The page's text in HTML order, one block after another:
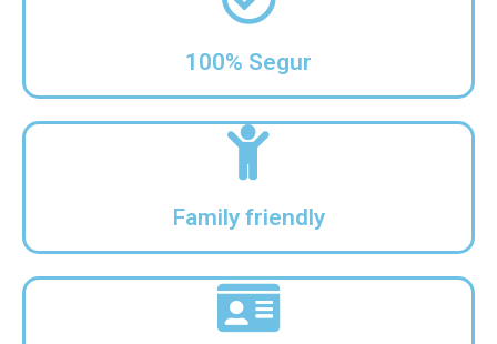
100% Segur
Family friendly